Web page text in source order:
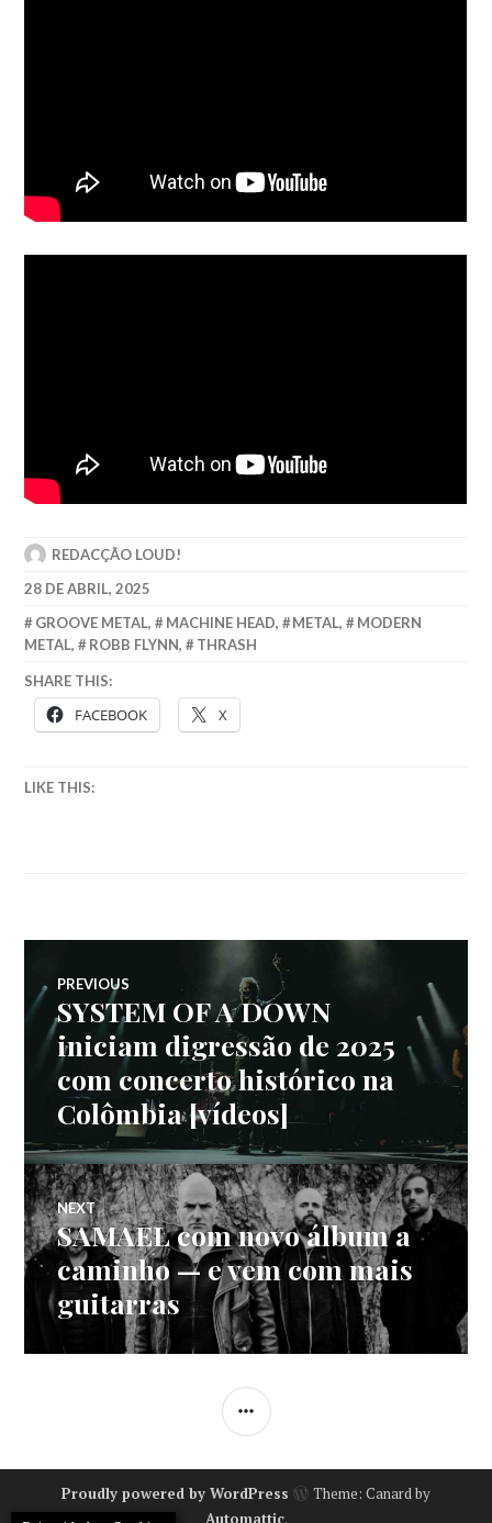
REDACÇÃO LOUD!
28 DE ABRIL, 2025
GROOVE METAL, MACHINE HEAD, METAL,
MODERN
METAL, ROBB FLYNN, THRASH
SHARE THIS:
FACEBOOK X
LIKE THIS:
Navegação
de
artigos
PREVIOUS
Previous
post:
SYSTEM OF A DOWN
iniciam digressão de 2025
com concerto histórico na
Colômbia [vídeos]
NEXT
Next
post:
SAMAEL com novo álbum a
caminho — e vem com mais
guitarras
SIDEBAR
Proudly powered by WordPress
Theme: Canard by
Automattic.